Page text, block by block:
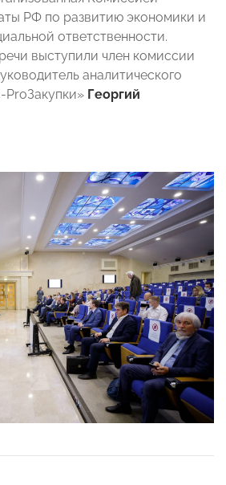
РФ по развитию экономики и
ответственности.
выступили член комиссии
аналитического
ProЗакупки» Георгий